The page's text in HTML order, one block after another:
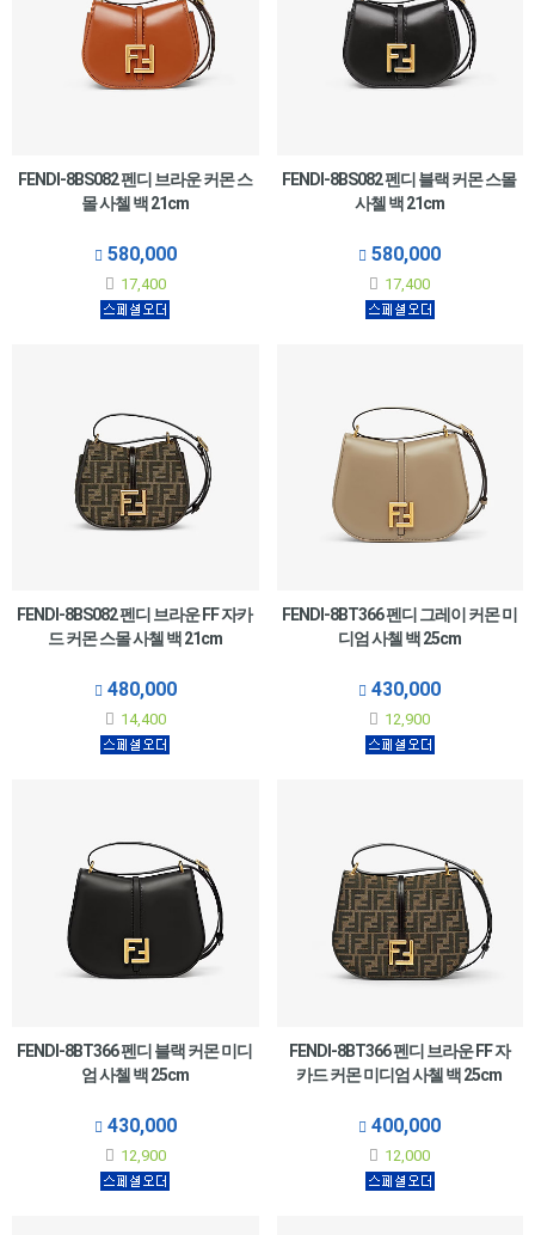
FENDI-8BS082 펜디 브라운 커몬 스
몰 사첼 백 21cm
580,000
17,400
FENDI-8BS082 펜디 블랙 커몬 스몰
사첼 백 21cm
580,000
17,400
FENDI-8BS082 펜디 브라운 FF 자카
드 커몬 스몰 사첼 백 21cm
480,000
14,400
FENDI-8BT366 펜디 그레이 커몬 미
디엄 사첼 백 25cm
430,000
12,900
FENDI-8BT366 펜디 블랙 커몬 미디
엄 사첼 백 25cm
430,000
12,900
FENDI-8BT366 펜디 브라운 FF 자
카드 커몬 미디엄 사첼 백 25cm
400,000
12,000